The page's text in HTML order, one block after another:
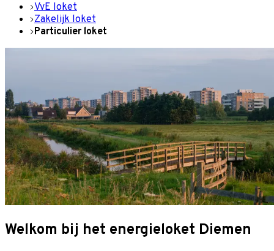
VvE loket
Zakelijk loket
Particulier loket
Welkom bij het energieloket Diemen